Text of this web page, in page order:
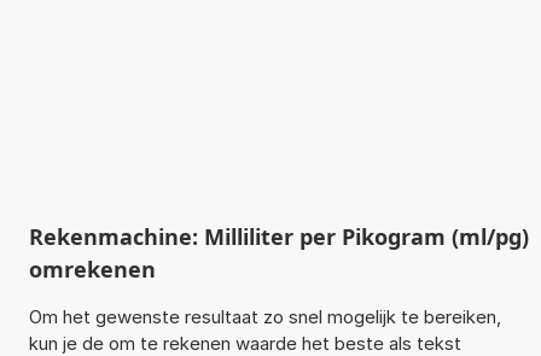
Rekenmachine: Milliliter per Pikogram (ml/pg)
omrekenen
Om het gewenste resultaat zo snel mogelijk te bereiken,
kun je de om te rekenen waarde het beste als tekst